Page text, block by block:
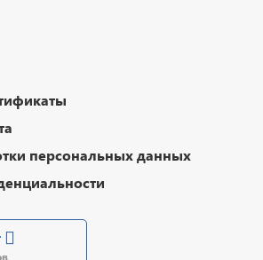
персональных данных